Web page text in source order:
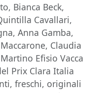
Bianca Beck,
Cavallari,
Anna Gamba,
Claudia
Efisio Vacca
Prix Clara Italia
freschi, originali